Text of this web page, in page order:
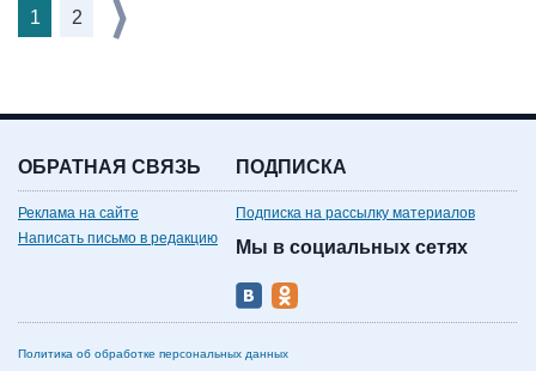
1 2
ОБРАТНАЯ СВЯЗЬ
Реклама на сайте
Написать письмо в редакцию
ПОДПИСКА
Подписка на рассылку материалов
Мы в социальных сетях
Политика об обработке персональных данных